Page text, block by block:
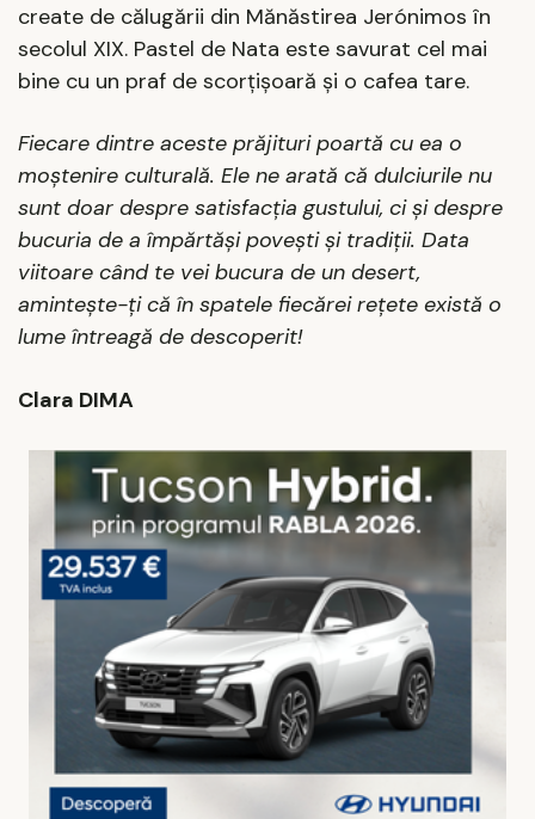
create de călugării din Mănăstirea Jerónimos în
secolul XIX. Pastel de Nata este savurat cel mai
bine cu un praf de scorțișoară și o cafea tare.
Fiecare dintre aceste prăjituri poartă cu ea o
moștenire culturală. Ele ne arată că dulciurile nu
sunt doar despre satisfacția gustului, ci și despre
bucuria de a împărtăși povești și tradiții. Data
viitoare când te vei bucura de un desert,
amintește-ți că în spatele fiecărei rețete există o
lume întreagă de descoperit!
Clara DIMA